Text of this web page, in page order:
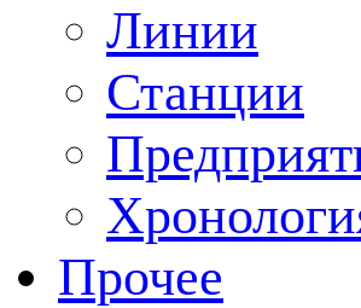
Линии
Станции
Прочее